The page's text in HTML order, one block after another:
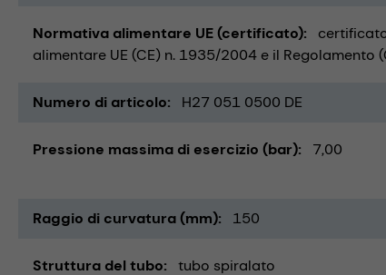
Normativa alimentare UE (certificato)
alimentare UE (CE) n. 1935/2004 e il Regolamento
Numero di articolo H27 051 0500 DE
Pressione massima di esercizio (bar) 7,00
Raggio di curvatura (mm) 150
Struttura del tubo tubo spiralato